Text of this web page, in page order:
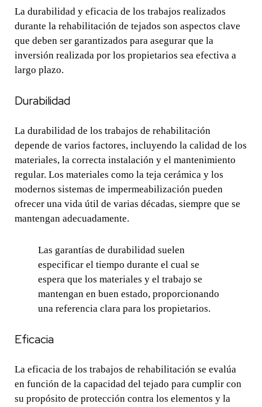
La durabilidad y eficacia de los trabajos realizados
durante la rehabilitación de tejados son aspectos clave
que deben ser garantizados para asegurar que la
inversión realizada por los propietarios sea efectiva a
largo plazo.
Durabilidad
La durabilidad de los trabajos de rehabilitación
depende de varios factores, incluyendo la calidad de los
materiales, la correcta instalación y el mantenimiento
regular. Los materiales como la teja cerámica y los
modernos sistemas de impermeabilización pueden
ofrecer una vida útil de varias décadas, siempre que se
mantengan adecuadamente.
Las garantías de durabilidad suelen
especificar el tiempo durante el cual se
espera que los materiales y el trabajo se
mantengan en buen estado, proporcionando
una referencia clara para los propietarios.
Eficacia
La eficacia de los trabajos de rehabilitación se evalúa
en función de la capacidad del tejado para cumplir con
su propósito de protección contra los elementos y la